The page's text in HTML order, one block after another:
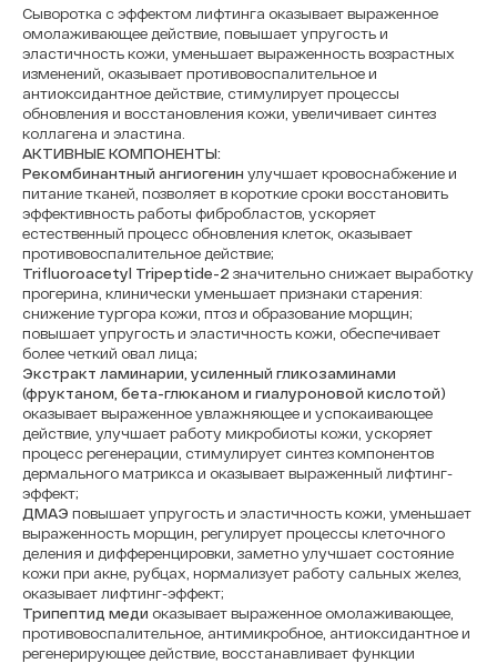
Сыворотка с эффектом лифтинга оказывает выраженное
омолаживающее действие, повышает упругость и
эластичность кожи, уменьшает выраженность возрастных
изменений, оказывает противовоспалительное и
антиоксидантное действие, стимулирует процессы
обновления и восстановления кожи, увеличивает синтез
коллагена и эластина.
АКТИВНЫЕ КОМПОНЕНТЫ:
Рекомбинантный ангиогенин улучшает кровоснабжение и
питание тканей, позволяет в короткие сроки восстановить
эффективность работы фибробластов, ускоряет
естественный процесс обновления клеток, оказывает
противовоспалительное действие;
Trifluoroacetyl Tripeptide-2 значительно снижает выработку
прогерина, клинически уменьшает признаки старения:
снижение тургора кожи, птоз и образование морщин;
повышает упругость и эластичность кожи, обеспечивает
более четкий овал лица;
Экстракт ламинарии, усиленный гликозаминами
(фруктаном, бета-глюканом и гиалуроновой кислотой)
оказывает выраженное увлажняющее и успокаивающее
действие, улучшает работу микробиоты кожи, ускоряет
процесс регенерации, стимулирует синтез компонентов
дермального матрикса и оказывает выраженный лифтинг-
эффект;
ДМАЭ повышает упругость и эластичность кожи, уменьшает
выраженность морщин, регулирует процессы клеточного
деления и дифференцировки, заметно улучшает состояние
кожи при акне, рубцах, нормализует работу сальных желез,
оказывает лифтинг-эффект;
Трипептид меди оказывает выраженное омолаживающее,
противовоспалительное, антимикробное, антиоксидантное и
регенерирующее действие, восстанавливает функции